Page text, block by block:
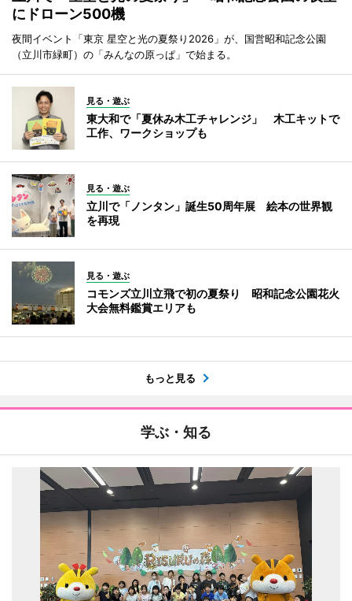
にドローン500機
夜間イベント「東京 星空と光の夏祭り2026」が、国営昭和記念公園
（立川市緑町）の「みんなの原っぱ」で始まる。
見る・遊ぶ
東大和で「夏休み木工チャレンジ」 木工キットで
工作、ワークショップも
見る・遊ぶ
立川で「ノンタン」誕生50周年展 絵本の世界観
を再現
見る・遊ぶ
コモンズ立川立飛で初の夏祭り 昭和記念公園花火
大会無料鑑賞エリアも
もっと見る
学ぶ・知る